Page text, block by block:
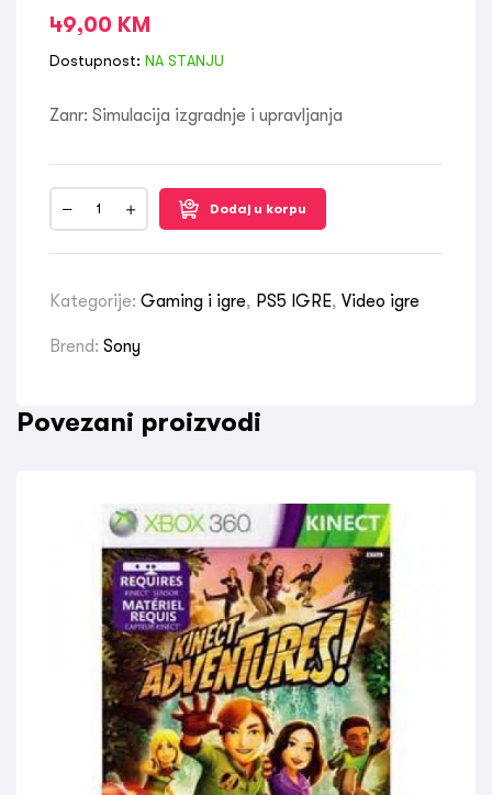
49,00 KM
Dostupnost: NA STANJU
Zanr: Simulacija izgradnje i upravljanja
Dodaj u korpu
Kategorije: Gaming i igre, PS5 IGRE, Video igre
Brend: Sony
Povezani proizvodi